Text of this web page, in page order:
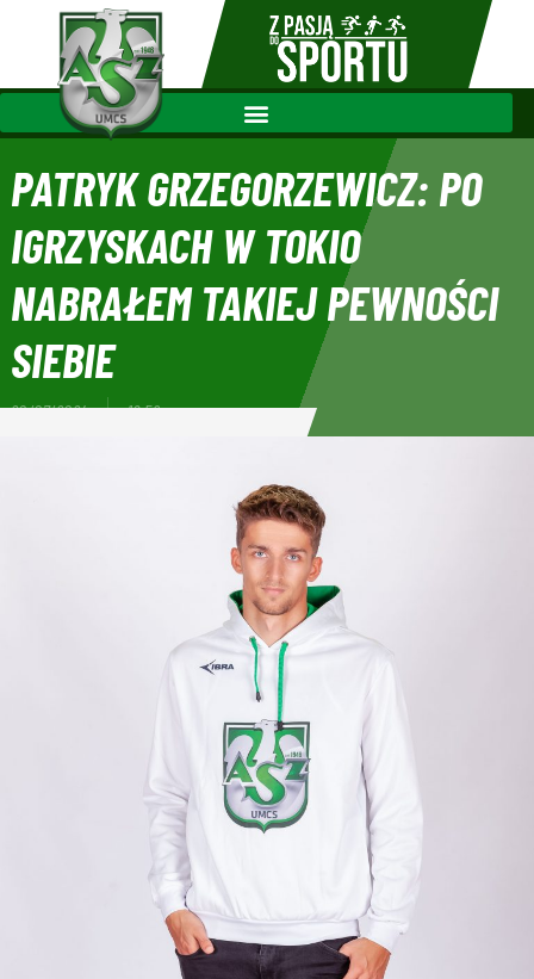
PATRYK GRZEGORZEWICZ: PO
IGRZYSKACH W TOKIO
NABRAŁEM TAKIEJ PEWNOŚCI
SIEBIE
20/07/2024 16:59